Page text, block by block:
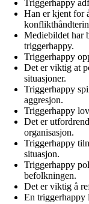
Triggerhappy
Han er kjent for
Mediebildet har
triggerhappy.
Triggerhappy
Det er viktig at
situasjoner.
Triggerhappy
aggresjon.
Triggerhappy
Det er
organisasjon.
Triggerhappy
situasjon.
Triggerhappy
befolkningen.
Det er viktig å
En triggerhappy